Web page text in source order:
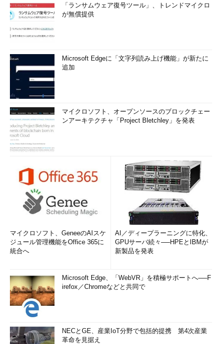
「ランサムウェア復号ツール」、トレンドマイクロ
が無償提供
Microsoft Edgeに「文字列読み上げ機能」が新たに
追加
マイクロソフト、オープンソースのブロックチェー
ンアーキテクチャ「Project Bletchley」を発表
マイクロソフト、GeneeのAIスケ
ジュール管理機能をOffice 365に
統合へ
AI／ディープラーニングに特化、
GPUサーバ続々──HPEとIBMが
新製品を発表
Microsoft Edge、「WebVR」を積極サポートへ──F
irefox／Chromeなどと共同で
NECとGE、産業IoT分野で包括的提携 第4次産業
革命を見据え